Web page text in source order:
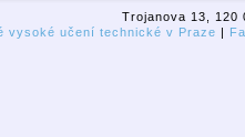
Trojanova 13, 120
vysoké učení technické v Praze